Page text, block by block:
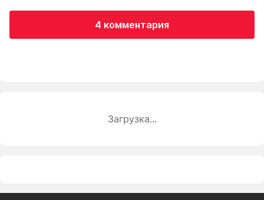
4 комментария
Загрузка...